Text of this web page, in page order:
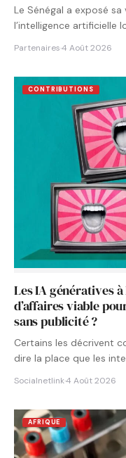
Le Sénégal a exposé
l’intelligence artificielle
Partenaires·4 Août 2026
CONTRIBUTIONS
Les IA génératives
d’affaires viable
sans publicité ?
Certains les décrivent
dire la place que les
Socialnetlink·4 Août 2026
AFRIQUE